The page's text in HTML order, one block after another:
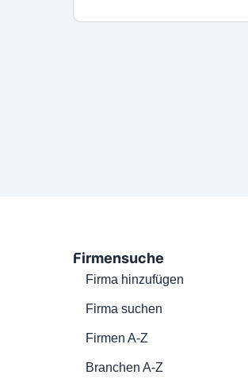
Firmensuche
Firma hinzufügen
Firma suchen
Firmen A-Z
Branchen A-Z